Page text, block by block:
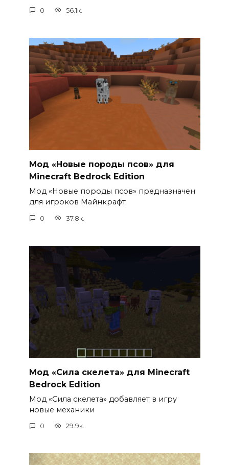
0 56.1к.
Мод «Новые породы псов» для
Minecraft Bedrock Edition
Мод «Новые породы псов» предназначен
для игроков Майнкрафт
0 37.8к.
Мод «Сила скелета» для Minecraft
Bedrock Edition
Мод «Сила скелета» добавляет в игру
новые механики
0 29.9к.